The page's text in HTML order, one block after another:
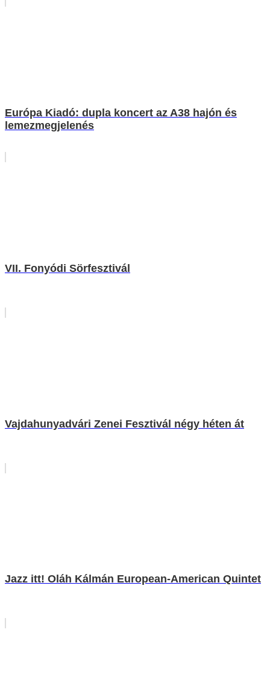
Európa Kiadó: dupla koncert az A38 hajón és
lemezmegjelenés
VII. Fonyódi Sörfesztivál
Vajdahunyadvári Zenei Fesztivál négy héten át
Jazz itt! Oláh Kálmán European-American Quintet